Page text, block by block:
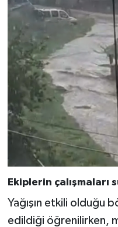
Ekiplerin çalışmaları
Yağışın etkili olduğu
edildiği öğrenilirken,